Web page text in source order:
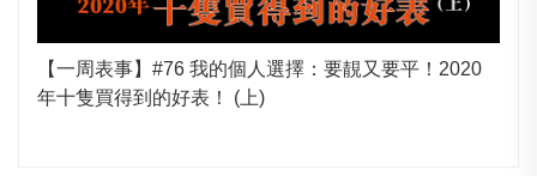
【一周表事】#76 我的個人選擇：要靚又要平！2020
年十隻買得到的好表！ (上)